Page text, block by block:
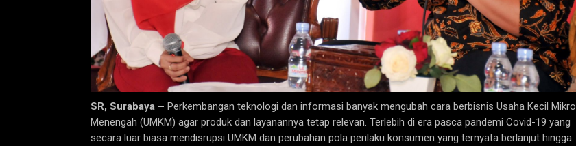
SR, Surabaya – Perkembangan teknologi dan informasi banyak mengubah cara berbisnis Usaha Kecil Mikro
Menengah (UMKM) agar produk dan layanannya tetap relevan. Terlebih di era pasca pandemi Covid-19 yang
secara luar biasa mendisrupsi UMKM dan perubahan pola perilaku konsumen yang ternyata berlanjut hingga